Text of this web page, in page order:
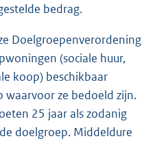
bedrag.
Doelgroepenverordening
(sociale huur,
koop) beschikbaar
ze bedoeld zijn.
25 jaar als zodanig
doelgroep. Middeldure